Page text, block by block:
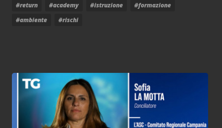
#return #academy #istruzione
#formazione
#ambiente
#rischi